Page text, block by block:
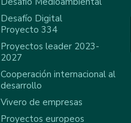
Desafío Digital
Proyecto 334
Proyectos leader 2023-
2027
Cooperación internacional al
desarrollo
Vivero de empresas
Proyectos europeos